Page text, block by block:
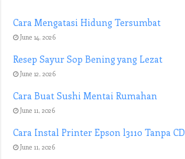
Cara Mengatasi Hidung Tersumbat
June 14, 2026
Resep Sayur Sop Bening yang Lezat
June 12, 2026
Cara Buat Sushi Mentai Rumahan
June 11, 2026
Cara Instal Printer Epson l3110 Tanpa CD
June 11, 2026